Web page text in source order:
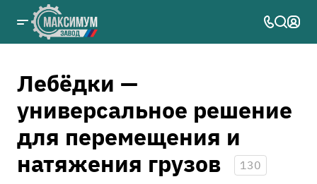
Лебёдки —
универсальное решение
для перемещения и
натяжения грузов
130